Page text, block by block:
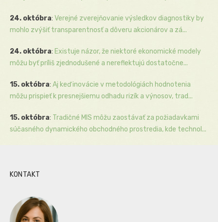
24. októbra: Verejné zverejňovanie výsledkov diagnostiky by
mohlo zvýšiť transparentnosť a dôveru akcionárov a zá...
24. októbra: Existuje názor, že niektoré ekonomické modely
môžu byť príliš zjednodušené a nereflektujú dostatočne...
15. októbra: Aj keď inovácie v metodológiách hodnotenia
môžu prispieť k presnejšiemu odhadu rizík a výnosov, trad...
15. októbra: Tradičné MIS môžu zaostávať za požiadavkami
súčasného dynamického obchodného prostredia, kde technol...
KONTAKT